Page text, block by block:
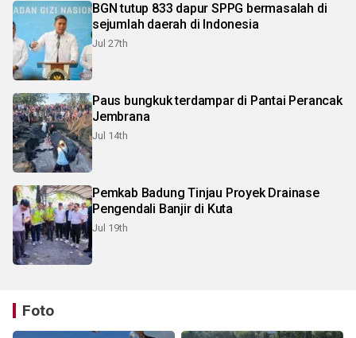
BGN tutup 833 dapur SPPG bermasalah di
sejumlah daerah di Indonesia
Jul 27th
Paus bungkuk terdampar di Pantai Perancak
Jembrana
Jul 14th
Pemkab Badung Tinjau Proyek Drainase
Pengendali Banjir di Kuta
Jul 19th
Foto